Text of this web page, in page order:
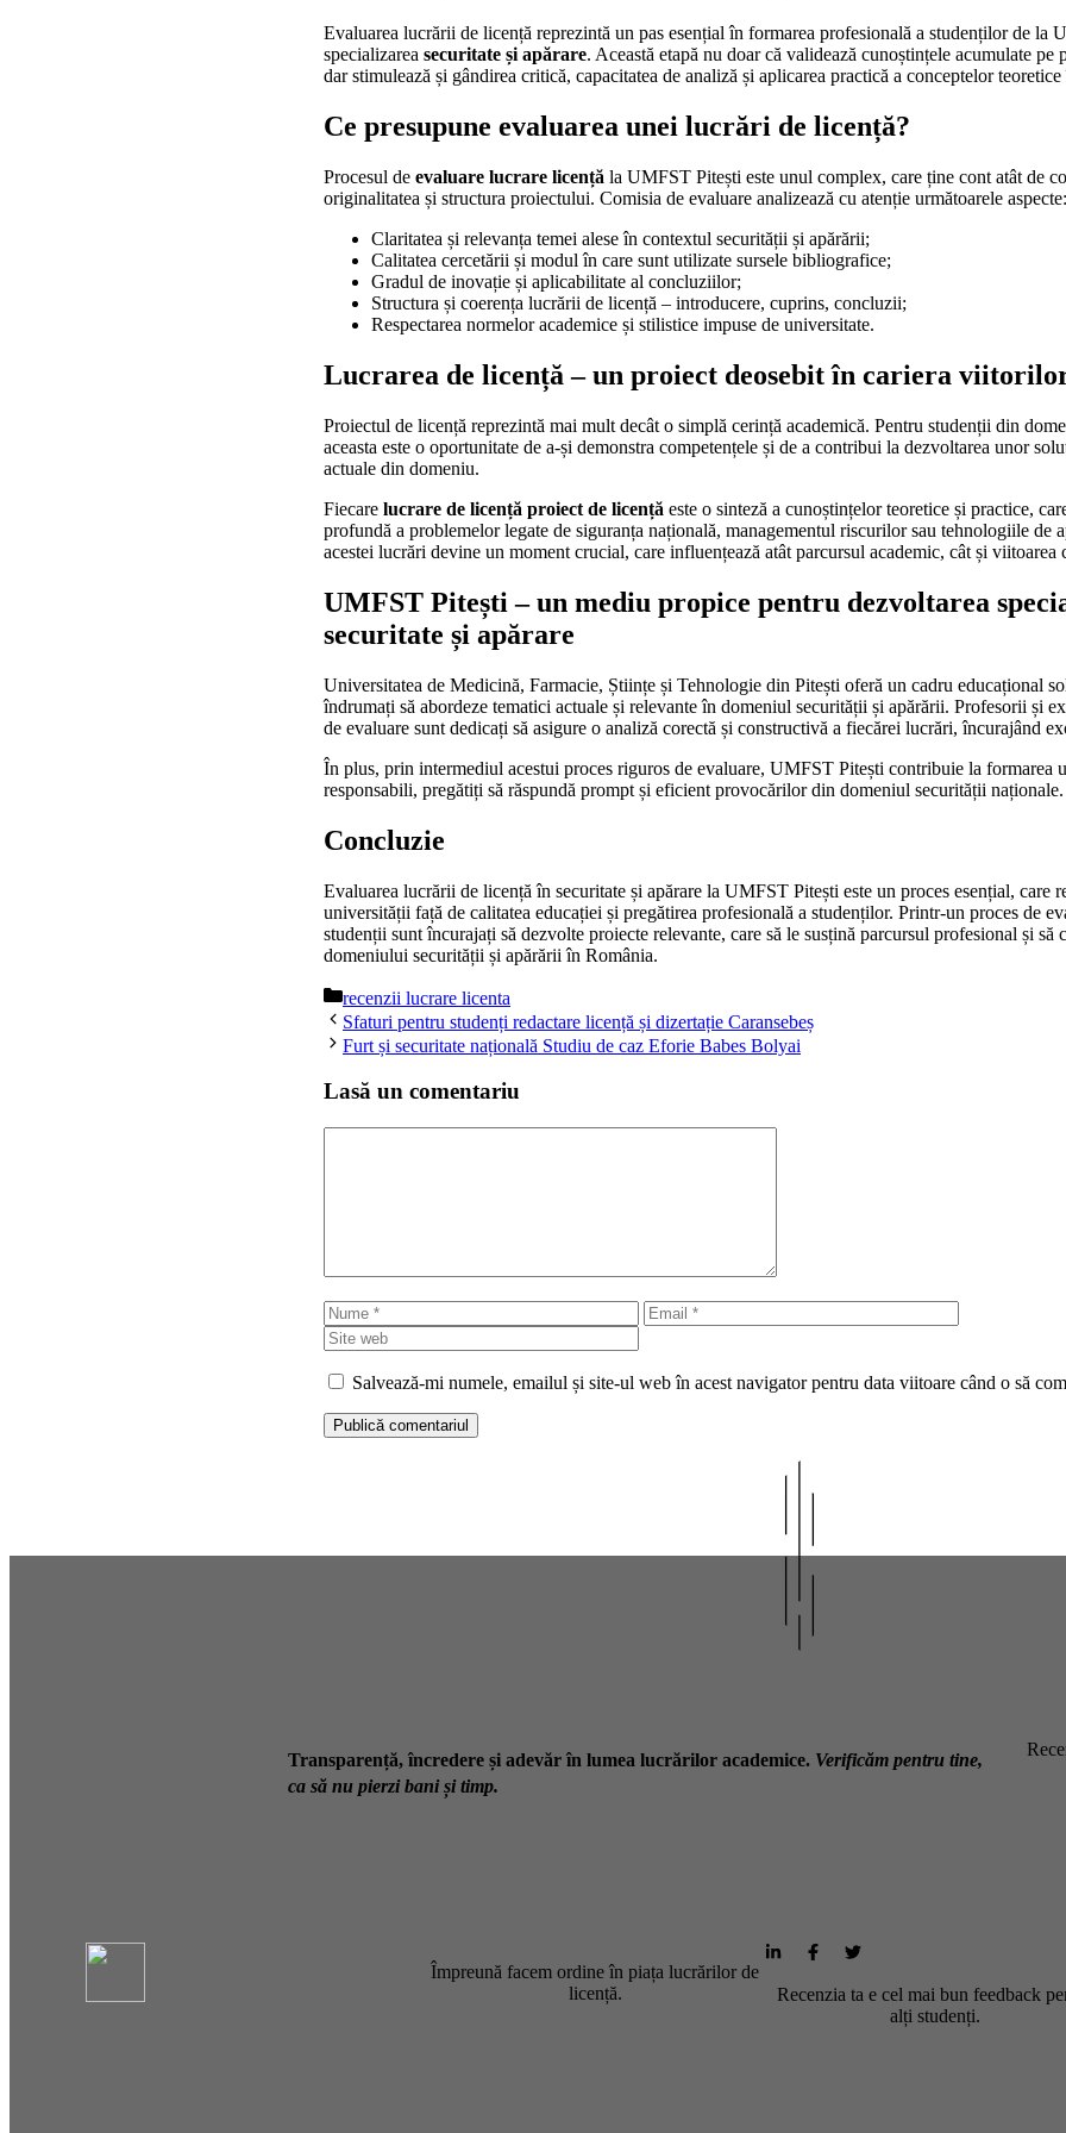
Evaluarea lucrării de licență reprezintă un pas esențial în formarea profesională a studenților de la
specializarea securitate și apărare. Această etapă nu doar că validează cunoștințele acumulate pe
dar stimulează și gândirea critică, capacitatea de analiză și aplicarea practică a conceptelor
Ce presupune evaluarea unei lucrări de licență?
Procesul de evaluare lucrare licență la UMFST Pitești este unul complex, care ține cont atât de
originalitatea și structura proiectului. Comisia de evaluare analizează cu atenție următoarele aspecte:
Claritatea și relevanța temei alese în contextul securității și apărării;
Calitatea cercetării și modul în care sunt utilizate sursele bibliografice;
Gradul de inovație și aplicabilitate al concluziilor;
Structura și coerența lucrării de licență – introducere, cuprins, concluzii;
Respectarea normelor academice și stilistice impuse de universitate.
Lucrarea de licență – un proiect deosebit în cariera
Proiectul de licență reprezintă mai mult decât o simplă cerință academică. Pentru studenții din
aceasta este o oportunitate de a-și demonstra competențele și de a contribui la dezvoltarea unor
actuale din domeniu.
Fiecare lucrare de licență proiect de licență este o sinteză a cunoștințelor teoretice și practice,
profundă a problemelor legate de siguranța națională, managementul riscurilor sau tehnologiile de
acestei lucrări devine un moment crucial, care influențează atât parcursul academic, cât și viitoarea
UMFST Pitești – un mediu propice pentru dezvoltarea
securitate și apărare
Universitatea de Medicină, Farmacie, Științe și Tehnologie din Pitești oferă un cadru educațional
îndrumați să abordeze tematici actuale și relevante în domeniul securității și apărării. Profesorii și
de evaluare sunt dedicați să asigure o analiză corectă și constructivă a fiecărei lucrări, încurajând
În plus, prin intermediul acestui proces riguros de evaluare, UMFST Pitești contribuie la formarea
responsabili, pregătiți să răspundă prompt și eficient provocărilor din domeniul securității naționale.
Concluzie
Evaluarea lucrării de licență în securitate și apărare la UMFST Pitești este un proces esențial, care
universității față de calitatea educației și pregătirea profesională a studenților. Printr-un proces de
studenții sunt încurajați să dezvolte proiecte relevante, care să le susțină parcursul profesional și să
domeniului securității și apărării în România.
Categorii
recenzii lucrare licenta
Sfaturi pentru studenți redactare licență și dizertație Caransebeș
Furt și securitate națională Studiu de caz Eforie Babes Bolyai
Lasă un comentariu
Nume Email
web
Salvează-mi numele, emailul și site-ul web în acest navigator pentru data viitoare când o să
Transparență, încredere și adevăr în lumea lucrărilor academice. Verificăm pentru tine,
ca să nu pierzi bani și timp.
Împreună facem ordine în piața lucrărilor de
licență.
Recenzia ta e cel mai bun feedback
alți studenți.